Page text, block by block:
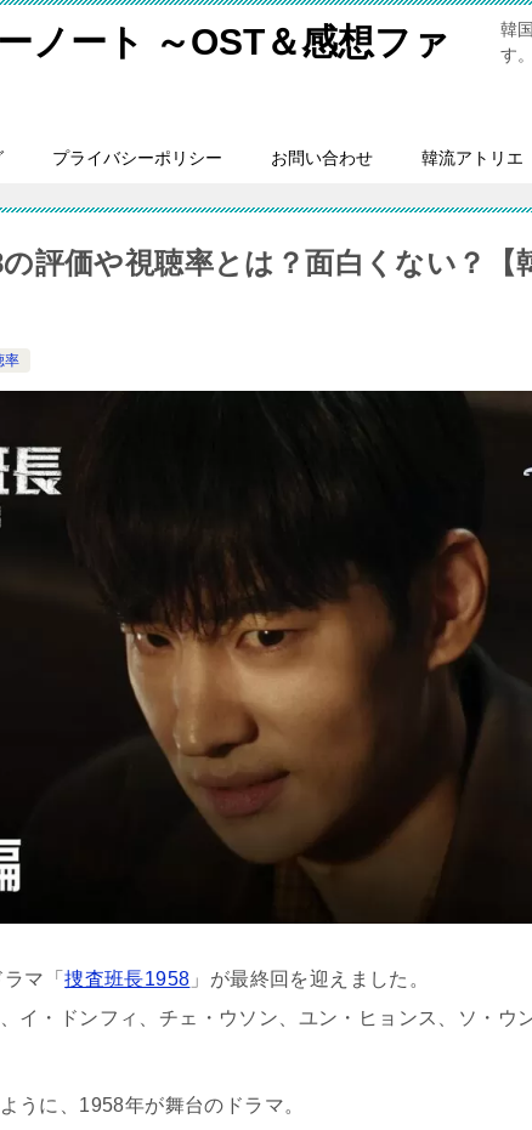
ノート ～OST＆感想ファ
韓
す。
プライバシーポリシー お問い合わせ 韓流アトリエ
評価や視聴率とは？面白くない？【
率
ラマ「捜査班長1958 」が最終回を迎えました。
イ・ドンフィ、チェ・ウソン、ユン・ヒョンス、ソ・ウン
うに、1958年が舞台のドラマ。